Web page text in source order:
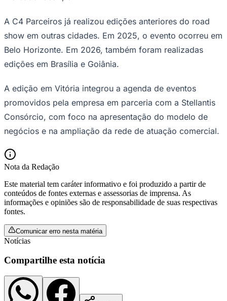
Corinthians
A C4 Parceiros já realizou edições anteriores do road
show em outras cidades. Em 2025, o evento ocorreu em
Belo Horizonte. Em 2026, também foram realizadas
edições em Brasília e Goiânia.
A edição em Vitória integrou a agenda de eventos
promovidos pela empresa em parceria com a Stellantis
Consórcio, com foco na apresentação do modelo de
negócios e na ampliação da rede de atuação comercial.
Nota da Redação
Este material tem caráter informativo e foi produzido a partir de
conteúdos de fontes externas e assessorias de imprensa. As
informações e opiniões são de responsabilidade de suas respectivas
fontes.
Comunicar erro nesta matéria
Notícias
Compartilhe esta notícia